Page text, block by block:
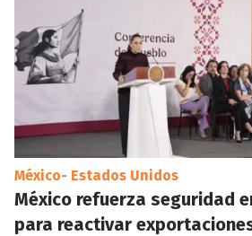
México- Estados Unidos
México refuerza seguridad
para reactivar